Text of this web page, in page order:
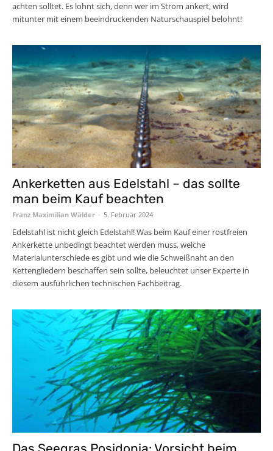
achten solltet. Es lohnt sich, denn wer im Strom ankert, wird
mitunter mit einem beeindruckenden Naturschauspiel belohnt!
Ankerketten aus Edelstahl – das sollte
man beim Kauf beachten
Franz Maximilian Wälder - 5. Februar 2024
Edelstahl ist nicht gleich Edelstahl! Was beim Kauf einer rostfreien
Ankerkette unbedingt beachtet werden muss, welche
Materialunterschiede es gibt und wie die Schweißnaht an den
Kettengliedern beschaffen sein sollte, beleuchtet unser Experte in
diesem ausführlichen technischen Fachbeitrag.